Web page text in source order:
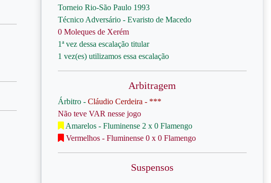
Torneio Rio-São Paulo 1993
Técnico Adversário - Evaristo de Macedo
0 Moleques de Xerém
1ª vez dessa escalação titular
1 vez(es) utilizamos essa escalação
Arbitragem
Árbitro - Cláudio Cerdeira - ***
Não teve VAR nesse jogo
Amarelos - Fluminense 2 x 0 Flamengo
Vermelhos - Fluminense 0 x 0 Flamengo
Suspensos